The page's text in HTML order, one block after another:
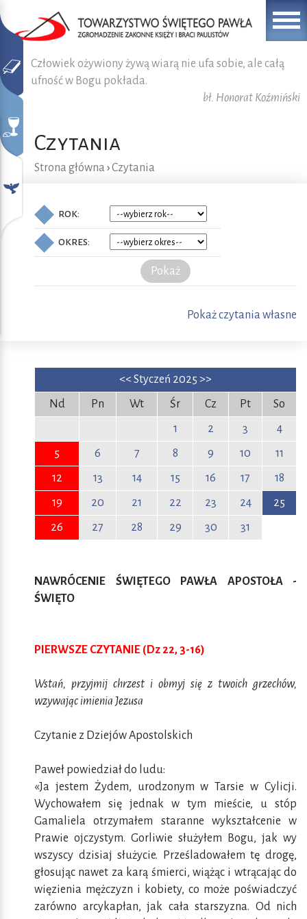
Człowiek ożywiony żywą wiarą nie ufa sobie, ale całą
ufność w Bogu pokłada.
bł. Honorat Koźmiński
Czytania
Strona główna ›Czytania
rok:
okres:
Pokaż
Pokaż czytania własne
<<Styczeń 2025 >>
Nd
Pn Wt Śr Cz Pt
So
1
2 3
4
5
6 7 8 9 10
11
12
13 14 15 16 17
18
19
20 21 22 23 24
25
26
27 28 29 30 31
NAWRÓCENIE ŚWIĘTEGO PAWŁA APOSTOŁA -
ŚWIĘTO
PIERWSZE CZYTANIE (Dz 22, 3-16)
Wstań, przyjmij chrzest i obmyj się z twoich grzechów,
wzywając imienia Jezusa
Czytanie z Dziejów Apostolskich
Paweł powiedział do ludu:
«Ja jestem Żydem, urodzonym w Tarsie w Cylicji.
Wychowałem się jednak w tym mieście, u stóp
Gamaliela otrzymałem staranne wykształcenie w
Prawie ojczystym. Gorliwie służyłem Bogu, jak wy
wszyscy dzisiaj służycie. Prześladowałem tę drogę,
głosując nawet za karą śmierci, wiążąc i wtrącając do
więzienia mężczyzn i kobiety, co może poświadczyć
zarówno arcykapłan, jak cała starszyzna. Od nich